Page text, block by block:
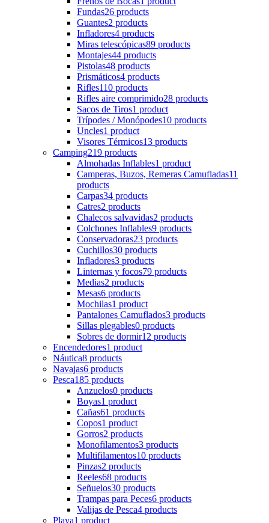
Fundas26 products
Guantes2 products
Infladores4 products
Miras telescópicas89 products
Montajes44 products
Pistolas48 products
Prismáticos4 products
Rifles110 products
Rifles aire comprimido28 products
Sacos de Tiros1 product
Trípodes / Monópodes10 products
Uncles1 product
Visores Térmicos13 products
Camping219 products
Almohadas Inflables1 product
Camperas, Buzos, Remeras Camufladas11
products
Carpas34 products
Catres2 products
Chalecos salvavidas2 products
Colchones Inflables9 products
Conservadoras23 products
Cuchillos30 products
Infladores3 products
Linternas y focos79 products
Medias2 products
Mesas6 products
Mochilas1 product
Pantalones Camuflados3 products
Sillas plegables0 products
Sobres de dormir12 products
Encendedores1 product
Náutica8 products
Navajas6 products
Pesca185 products
Anzuelos0 products
Boyas1 product
Cañas61 products
Copos1 product
Gorros2 products
Monofilamentos3 products
Multifilamentos10 products
Pinzas2 products
Reeles68 products
Señuelos30 products
Trampas para Peces6 products
Valijas de Pesca4 products
Playa1 product